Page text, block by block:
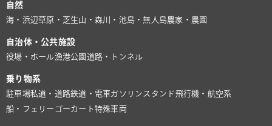
自然
海・浜辺 草原・芝生山・森川・池島・無人島農家・農園
自治体・公共施設
役場・ホール漁港公園 道路・トンネル
乗り物系
駐車場私道・道路鉄道・電車 ガソリンスタンド 飛行機・航空系
船・フェリー ゴーカート特殊車両